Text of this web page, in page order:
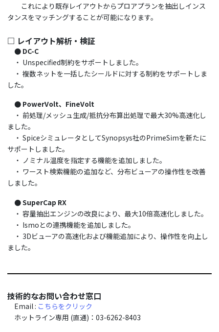
これにより既存レイアウトからプロアプランを抽出しインス
タンスをマッチングすることが可能になります。
□ レイアウト解析・検証
● DC-C
・ Unspecified制約をサポートしました。
・ 複数ネットを一括したシールドに対する制約をサポートしま
した。
● PowerVolt、FineVolt
・ 前処理/メッシュ生成/抵抗分布算出処理で最大30%高速化し
ました。
・ SpiceシミュレータとしてSynopsys社のPrimeSimを新たに
サポートしました。
・ ノミナル温度を指定する機能を追加しました。
・ ワースト検索機能の追加など、分布ビューアの操作性を改善
しました。
● SuperCap RX
・ 容量抽出エンジンの改良により、最大10倍高速化しました。
・ Ismoとの連携機能を追加しました。
・ 3Dビューアの高速化および機能追加により、操作性を向上し
ました。
技術的なお問い合わせ窓口
Email : こちらをクリック
ホットライン専用 (直通)：03-6262-8403